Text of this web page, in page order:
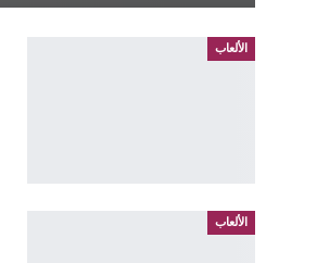
الألعاب
الألعاب